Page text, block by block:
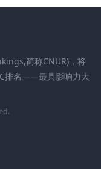
简称CNUR)，将
排名——最具影响力大
.